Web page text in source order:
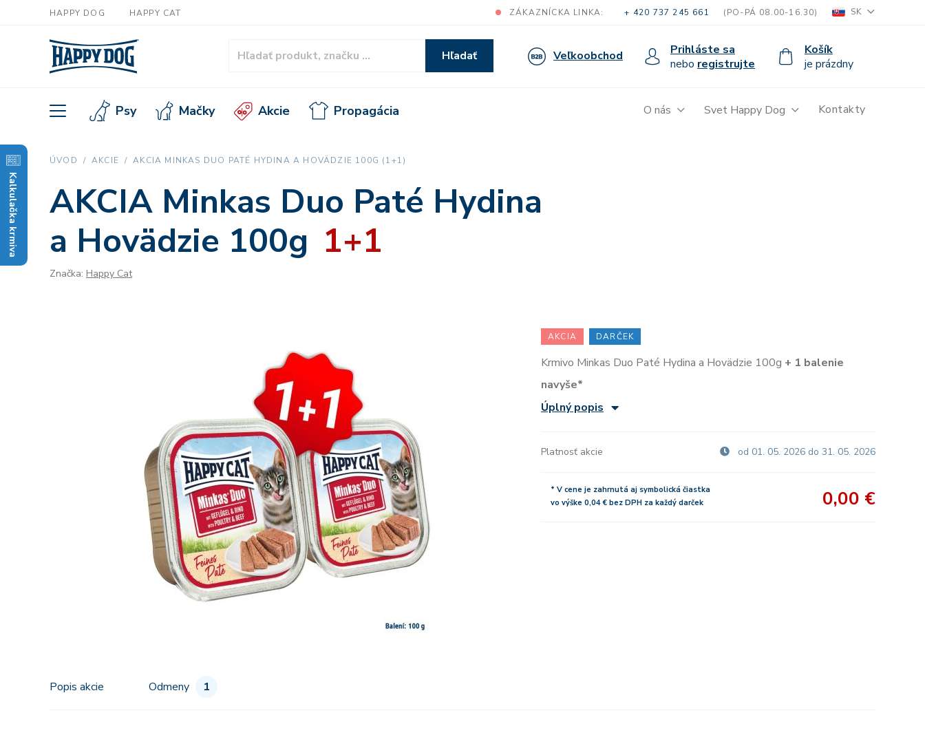
Kalkulačka krmiva
HAPPY DOG HAPPY CAT ZÁKAZNÍCKA LINKA: + 420 737 245 661 (PO-PÁ 08.00-16.30) SK
Hľadať Veľkoobchod
Prihláste sa
nebo registrujte
Košík
je prázdny
Psy Mačky Akcie Propagácia O nás Svet Happy Dog Kontakty
ÚVOD AKCIE AKCIA MINKAS DUO PATÉ HYDINA A HOVÄDZIE 100G (1+1)
AKCIA Minkas Duo Paté Hydina
a Hovädzie 100g 1+1
Značka: Happy Cat
AKCIA DARČEK
Krmivo Minkas Duo Paté Hydina a Hovädzie 100g + 1 balenie
navyše*
Úplný popis
Platnosť akcie od 01. 05. 2026 do 31. 05. 2026
* V cene je zahrnutá aj symbolická čiastka
vo výške 0,04 € bez DPH za každý darček
0,00 €
Popis akcie Odmeny 1